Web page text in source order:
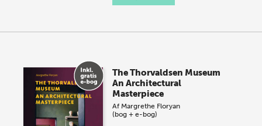
The Thorvaldsen Museum
An Architectural
Masterpiece
Af Margrethe Floryan
(bog + e-bog)